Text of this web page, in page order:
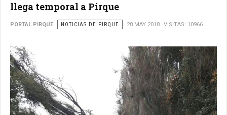
llega temporal a Pirque
PORTAL PIRQUE NOTICIAS DE PIRQUE 28 MAY 2018 VISITAS: 10966